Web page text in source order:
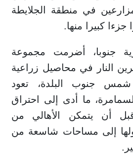
في منطقة الجلايطة
جزءا كبيرا منها.
جنوبا، أضرمت مجموعة
النار في محاصيل زراعية
جنوب البلدة، تعود
ما أدى إلى احتراق
أن يتمكن الأهالي من
إلى مساحات شاسعة من